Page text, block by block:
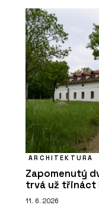
ARCHITEKTURA
Zapomenutý
trvá už třináct
11. 6. 2026